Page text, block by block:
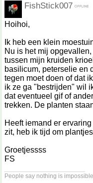
FishStick007
Hoihoi,
Ik heb een klein
Nu is het mij
tussen mijn kruiden
basilicum, peterselie en
tegen moet doen of dat
ik ze ga "bestrijden" wil
dat eventueel gif of
trekken. De planten
Heeft iemand er
zit, heb ik tijd om
Groetjessss
FS
People say nothing is